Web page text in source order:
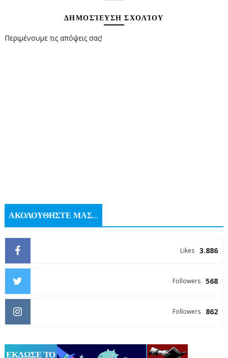
ΔΗΜΟΣΊΕΥΣΗ ΣΧΟΛΊΟΥ
Περιμένουμε τις απόψεις σας!
ΑΚΟΛΟΥΘΗΣΤΕ ΜΑΣ...
3.886
Likes
568
Followers
862
Followers